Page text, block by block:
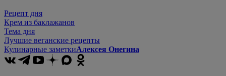
Рецепт дня
Крем из баклажанов
Тема дня
Лучшие веганские рецепты
Кулинарные заметкиАлексея Онегина